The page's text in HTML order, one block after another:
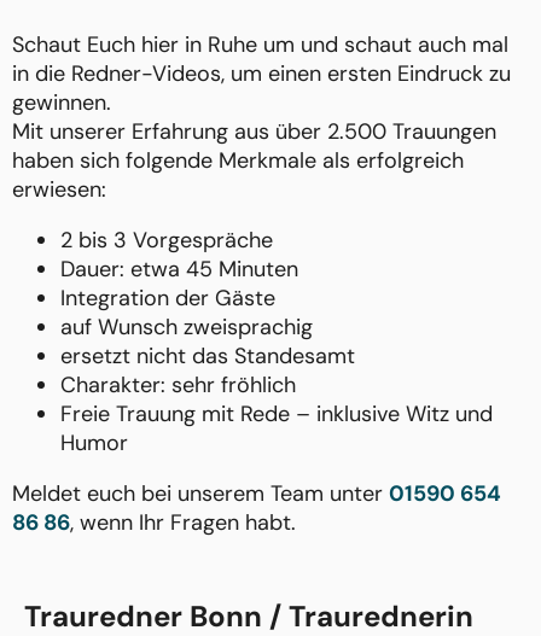
Schaut Euch hier in Ruhe um und schaut auch mal
in die Redner-Videos, um einen ersten Eindruck zu
gewinnen.
Mit unserer Erfahrung aus über 2.500 Trauungen
haben sich folgende Merkmale als erfolgreich
erwiesen:
2 bis 3 Vorgespräche
Dauer: etwa 45 Minuten
Integration der Gäste
auf Wunsch zweisprachig
ersetzt nicht das Standesamt
Charakter: sehr fröhlich
Freie Trauung mit Rede – inklusive Witz und
Humor
Meldet euch bei unserem Team unter 01590 654
86 86, wenn Ihr Fragen habt.
Trauredner Bonn / Traurednerin